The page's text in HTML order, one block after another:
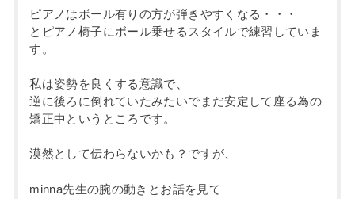
ピアノはボール有りの方が弾きやすくなる・・・
とピアノ椅子にボール乗せるスタイルで練習していま
す。
私は姿勢を良くする意識で、
逆に後ろに倒れていたみたいでまだ安定して座る為の
矯正中というところです。
漠然として伝わらないかも？ですが、
minna先生の腕の動きとお話を見て